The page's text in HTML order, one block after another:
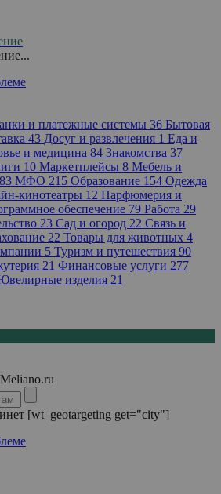
и платежные системы 36 Бытовая
43 Досуг и развлечения 1 Еда и
и медицина 84 Знакомства 37
10 Маркетплейсы 8 Мебель и
83 МФО 215 Образование 154 Одежда
кинотеатры 12 Парфюмерия и
обеспечение 79 Работа 29
23 Сад и огород 22 Связь и
22 Товары для животных 4
5 Туризм и путешествия 90
21 Финансовые услуги 277
изделия 21
Мeliano.ru
[wt_geotargeting get="city"]